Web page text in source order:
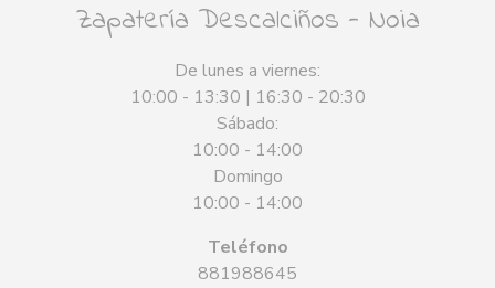
Zapatería Descalciños - Noia
De lunes a viernes:
10:00 - 13:30 | 16:30 - 20:30
Sábado:
10:00 - 14:00
Domingo
10:00 - 14:00
Teléfono
881988645